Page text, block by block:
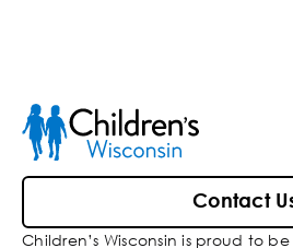
Contact
Children’s Wisconsin is proud to be